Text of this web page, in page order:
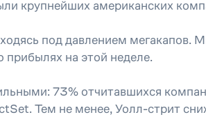
крупнейших американских
под давлением
на этой неделе.
73% отчитавшихся
Тем не менее, Уолл-стрит